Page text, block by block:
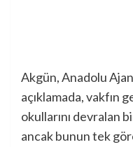
Akgün, Anadolu
açıklamada, vakfın
okullarını devralan
ancak bunun tek